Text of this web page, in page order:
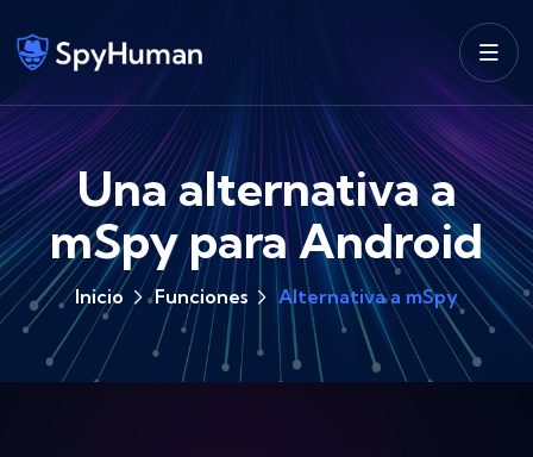
Una alternativa a
mSpy para Android
Inicio Funciones Alternativa a mSpy